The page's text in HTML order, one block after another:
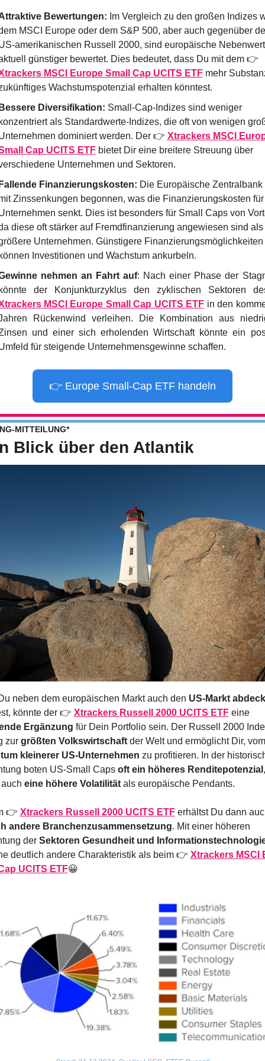
Bewertungen: Im Vergleich zu den großen Indizes
MSCI Europe oder dem S&P 500, aber auch gegenüber
amerikanischen Russell 2000, sind europäische
MSCI Europe Small Cap UCITS ETF mehr
Wachstumspotenzial erhalten könntest.
Diversifikation: Small-Cap-Indizes sind weniger
als Standardwerte-Indizes, die oft von wenigen
dominiert werden. Der 👉 Xtrackers MSCI
Cap UCITS ETF bietet Dir eine breitere Streuung über
Unternehmen und Sektoren.
Finanzierungskosten: Die Europäische Zentralbank
Zinssenkungen begonnen, was die Finanzierungskosten für
senkt. Dies ist besonders für Small Caps von
diese oft stärker auf Fremdfinanzierung angewiesen sind als
Unternehmen. Günstigere Finanzierungsmöglichkeiten
Investitionen und Wachstum ankurbeln.
nehmen an Fahrt auf: Nach einer Phase der
MSCI Europe Small Cap UCITS ETF in den
Rückenwind verleihen. Die Kombination aus
und einer sich erholenden Wirtschaft könnte ein
für steigende Unternehmensgewinne schaffen.
👉 Europe Small-Cap ETF handeln
MITTEILUNG*
Blick über den Atlantik
neben dem europäischen Markt auch den US-Markt
könnte der 👉 Xtrackers Russell 2000 UCITS ETF
eine
Ergänzung für Dein Portfolio sein. Der Russell 2000
zur größten Volkswirtschaft
kleinerer US-Unternehmen zu profitieren. In der
boten US-Small Caps oft ein höheres Renditepotenzial ,
eine höhere Volatilität als europäische Pendants.
👉 Xtrackers Russell 2000 UCITS ETF
andere Branchenzusammensetzung. Mit einer höheren
der Sektoren Gesundheit und
deutlich andere Charakteristik als beim 👉 Xtrackers MSCI
UCITS ETF😀